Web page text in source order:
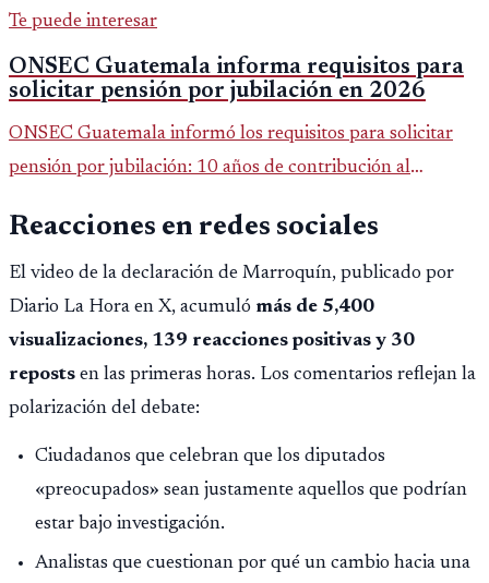
Te puede interesar
ONSEC Guatemala informa requisitos para
solicitar pensión por jubilación en 2026
ONSEC Guatemala informó los requisitos para solicitar
pensión por jubilación: 10 años de contribución al
importar edad.
Reacciones en redes sociales
El video de la declaración de Marroquín, publicado por
Diario La Hora en X, acumuló más de 5,400
visualizaciones, 139 reacciones positivas y 30
reposts en las primeras horas. Los comentarios reflejan la
polarización del debate:
Ciudadanos que celebran que los diputados
«preocupados» sean justamente aquellos que podrían
estar bajo investigación.
Analistas que cuestionan por qué un cambio hacia una